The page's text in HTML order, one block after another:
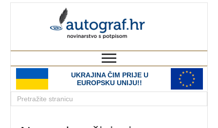
UKRAJINA ČIM PRIJE U
EUROPSKU UNIJU!!